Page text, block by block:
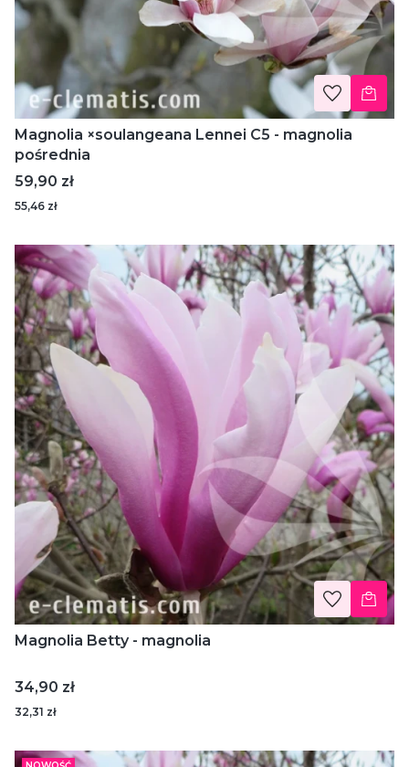
Magnolia ×soulangeana Lennei C5 - magnolia
pośrednia
Cena
59,90 zł
55,46 zł
Magnolia Betty - magnolia
Cena
34,90 zł
32,31 zł